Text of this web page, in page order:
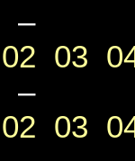
–
02 03
–
02 03